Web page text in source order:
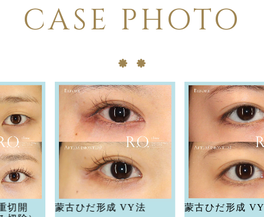
CASE PHOTO
蒙古ひだ形成 VY法 蒙古ひだ形成 VY法